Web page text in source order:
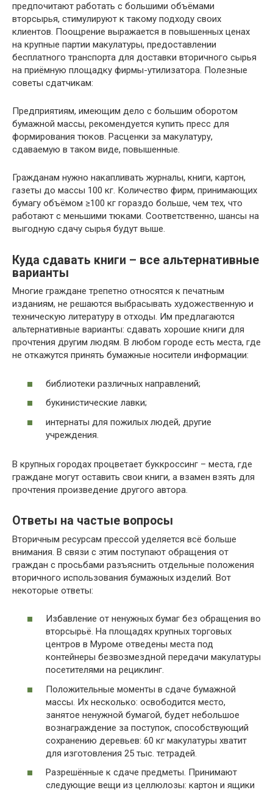
предпочитают работать с большими объёмами
вторсырья, стимулируют к такому подходу своих
клиентов. Поощрение выражается в повышенных ценах
на крупные партии макулатуры, предоставлении
бесплатного транспорта для доставки вторичного сырья
на приёмную площадку фирмы-утилизатора. Полезные
советы сдатчикам:
Предприятиям, имеющим дело с большим оборотом
бумажной массы, рекомендуется купить пресс для
формирования тюков. Расценки за макулатуру,
сдаваемую в таком виде, повышенные.
Гражданам нужно накапливать журналы, книги, картон,
газеты до массы 100 кг. Количество фирм, принимающих
бумагу объёмом ≥100 кг гораздо больше, чем тех, что
работают с меньшими тюками. Соответственно, шансы на
выгодную сдачу сырья будут выше.
Куда сдавать книги – все альтернативные
варианты
Многие граждане трепетно относятся к печатным
изданиям, не решаются выбрасывать художественную и
техническую литературу в отходы. Им предлагаются
альтернативные варианты: сдавать хорошие книги для
прочтения другим людям. В любом городе есть места, где
не откажутся принять бумажные носители информации:
библиотеки различных направлений;
букинистические лавки;
интернаты для пожилых людей, другие
учреждения.
В крупных городах процветает буккроссинг – места, где
граждане могут оставить свои книги, а взамен взять для
прочтения произведение другого автора.
Ответы на частые вопросы
Вторичным ресурсам прессой уделяется всё больше
внимания. В связи с этим поступают обращения от
граждан с просьбами разъяснить отдельные положения
вторичного использования бумажных изделий. Вот
некоторые ответы:
Избавление от ненужных бумаг без обращения во
вторсырьё. На площадях крупных торговых
центров в Муроме отведены места под
контейнеры безвозмездной передачи макулатуры
посетителями на рециклинг.
Положительные моменты в сдаче бумажной
массы. Их несколько: освободится место,
занятое ненужной бумагой, будет небольшое
вознаграждение за поступок, способствующий
сохранению деревьев: 60 кг макулатуры хватит
для изготовления 25 тыс. тетрадей.
Разрешённые к сдаче предметы. Принимают
следующие вещи из целлюлозы: картон и ящики